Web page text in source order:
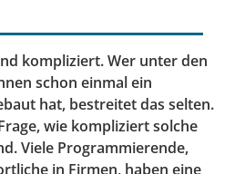
kompliziert. Wer unter den
schon einmal ein
hat, bestreitet das selten.
wie kompliziert solche
Viele Programmierende,
in Firmen, haben eine